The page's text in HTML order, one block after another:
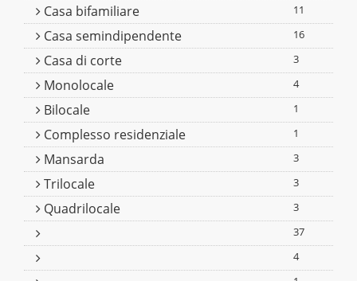
Casa bifamiliare 11
Casa semindipendente 16
Casa di corte 3
Monolocale 4
Bilocale 1
Complesso residenziale 1
Mansarda 3
Trilocale 3
Quadrilocale
3
37
4